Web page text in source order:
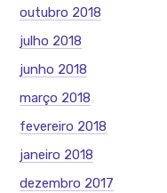
outubro 2018
julho 2018
junho 2018
março 2018
fevereiro 2018
janeiro 2018
dezembro 2017